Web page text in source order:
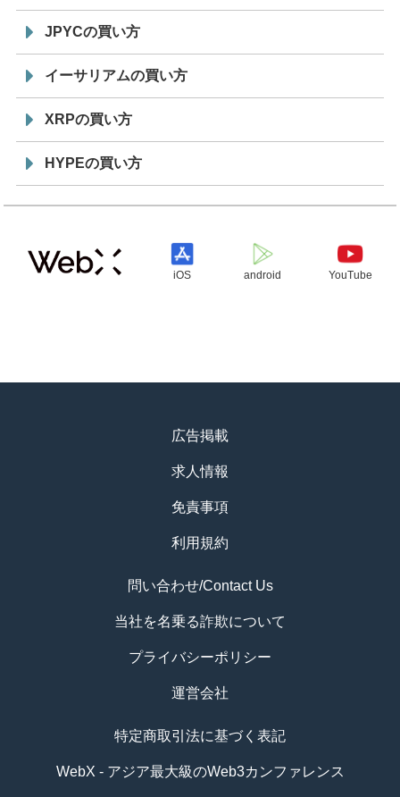
JPYCの買い方
イーサリアムの買い方
XRPの買い方
HYPEの買い方
iOS android YouTube
広告掲載
求人情報
免責事項
利用規約
問い合わせ/Contact Us
当社を名乗る詐欺について
プライバシーポリシー
運営会社
特定商取引法に基づく表記
WebX - アジア最大級のWeb3カンファレンス